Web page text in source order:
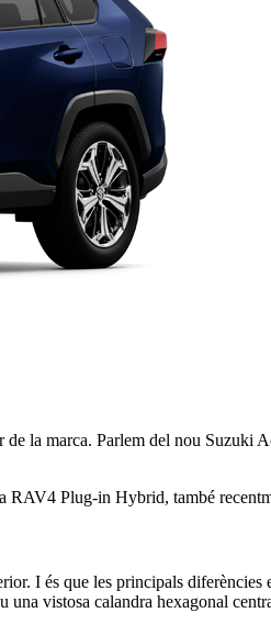
la marca. Parlem del nou Suzuki
RAV4 Plug-in Hybrid, també
I és que les principals
vistosa calandra hexagonal